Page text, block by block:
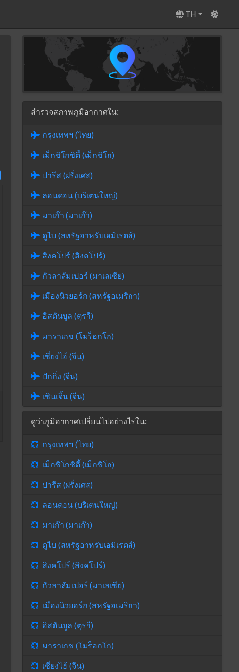
TH
สำรวจสภาพภูมิอากาศใน:
กรุงเทพฯ (ไทย)
เม็กซิโกซิตี้ (เม็กซิโก)
ปารีส (ฝรั่งเศส)
ลอนดอน (บริเตนใหญ่)
มาเก๊า (มาเก๊า)
ดูไบ (สหรัฐอาหรับเอมิเรตส์)
สิงคโปร์ (สิงคโปร์)
กัวลาลัมเปอร์ (มาเลเซีย)
เมืองนิวยอร์ก (สหรัฐอเมริกา)
อิสตันบูล (ตุรกี)
มาราเกช (โมร็อกโก)
เซี่ยงไฮ้ (จีน)
ปักกิ่ง (จีน)
เซินเจิ้น (จีน)
ดูว่าภูมิอากาศเปลี่ยนไปอย่างไรใน:
กรุงเทพฯ (ไทย)
เม็กซิโกซิตี้ (เม็กซิโก)
ปารีส (ฝรั่งเศส)
ลอนดอน (บริเตนใหญ่)
มาเก๊า (มาเก๊า)
ดูไบ (สหรัฐอาหรับเอมิเรตส์)
สิงคโปร์ (สิงคโปร์)
กัวลาลัมเปอร์ (มาเลเซีย)
เมืองนิวยอร์ก (สหรัฐอเมริกา)
อิสตันบูล (ตุรกี)
มาราเกช (โมร็อกโก)
เซี่ยงไฮ้ (จีน)